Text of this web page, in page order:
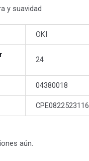
y suavidad
OKI
24
04380018
CPE0822523116
aún.